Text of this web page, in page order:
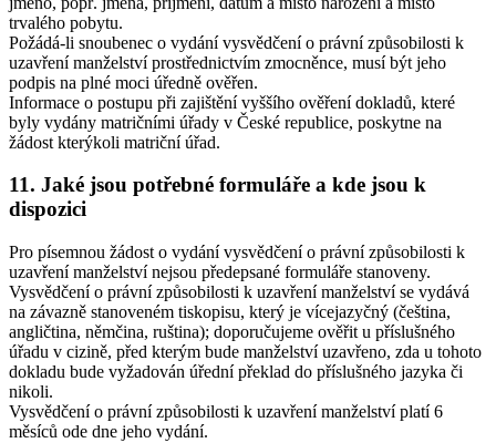
trvalého pobytu.
Požádá-li snoubenec o vydání vysvědčení o právní způsobilosti k
uzavření manželství prostřednictvím zmocněnce, musí být jeho
podpis na plné moci úředně ověřen.
Informace o postupu při zajištění vyššího ověření dokladů, které
byly vydány matričními úřady v České republice, poskytne na
žádost kterýkoli matriční úřad.
11. Jaké jsou potřebné formuláře a kde jsou k
dispozici
Pro písemnou žádost o vydání vysvědčení o právní způsobilosti k
uzavření manželství nejsou předepsané formuláře stanoveny.
Vysvědčení o právní způsobilosti k uzavření manželství se vydává
na závazně stanoveném tiskopisu, který je vícejazyčný (čeština,
angličtina, němčina, ruština); doporučujeme ověřit u příslušného
úřadu v cizině, před kterým bude manželství uzavřeno, zda u tohoto
dokladu bude vyžadován úřední překlad do příslušného jazyka či
nikoli.
Vysvědčení o právní způsobilosti k uzavření manželství platí 6
měsíců ode dne jeho vydání.